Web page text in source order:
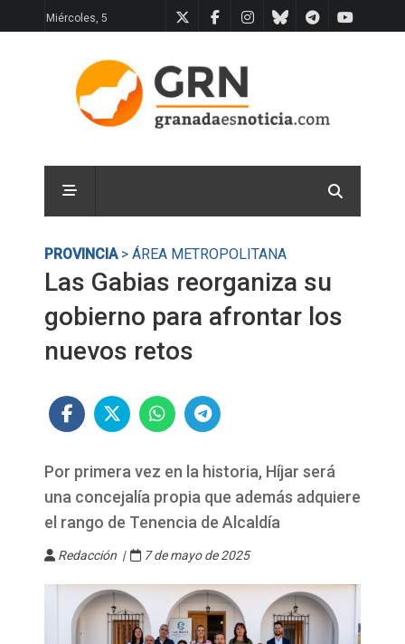
Miércoles, 5
PROVINCIA> ÁREA METROPOLITANA
Las Gabias reorganiza su
gobierno para afrontar los
nuevos retos
Por primera vez en la historia, Híjar será
una concejalía propia que además adquiere
el rango de Tenencia de Alcaldía
Redacción | 7 de mayo de 2025